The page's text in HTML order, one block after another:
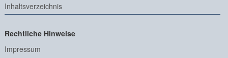
Inhaltsverzeichnis
Rechtliche Hinweise
Impressum